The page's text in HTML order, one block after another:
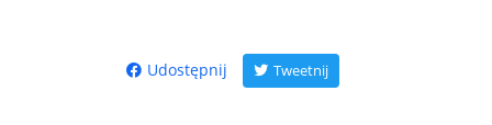
Udostępnij Tweetnij